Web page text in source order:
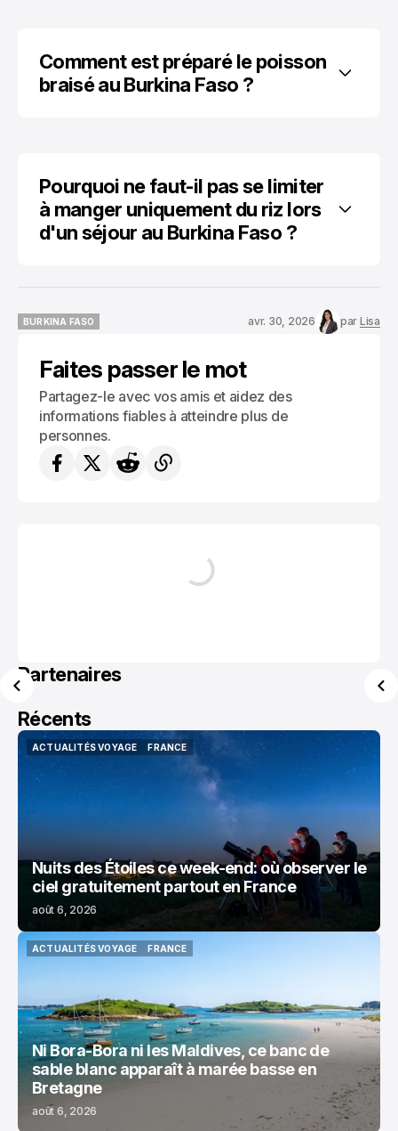
Comment est préparé le poisson
braisé au Burkina Faso ?
Pourquoi ne faut-il pas se limiter
à manger uniquement du riz lors
d'un séjour au Burkina Faso ?
BURKINA FASO
avr. 30, 2026 par Lisa
Faites passer le mot
Partagez-le avec vos amis et aidez des
informations fiables à atteindre plus de
personnes.
Partenaires
Récents
ACTUALITÉS VOYAGE
FRANCE
Nuits des Étoiles ce week-end: où observer le
ciel gratuitement partout en France
août 6, 2026
ACTUALITÉS VOYAGE
FRANCE
Ni Bora-Bora ni les Maldives, ce banc de
sable blanc apparaît à marée basse en
Bretagne
août 6, 2026